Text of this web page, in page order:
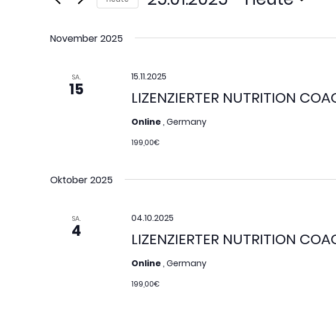
November 2025
SA.
15 LIZENZIERTER NUTRITION
15.11.2025
Online , Germany
199,00€
Oktober 2025
SA.
4 LIZENZIERTER NUTRITION
04.10.2025
Online , Germany
199,00€